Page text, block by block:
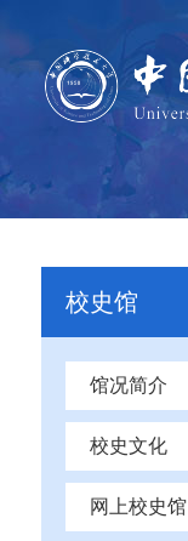
校史馆
馆况简介
校史文化
网上校史馆